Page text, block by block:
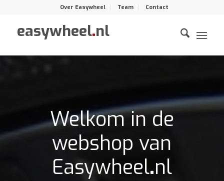
Over Easywheel Team Contact
easywheel.nl
Welkom in de
webshop van
Easywheel.nl